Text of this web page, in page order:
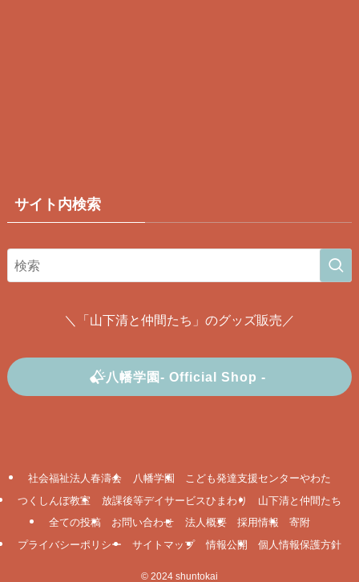
サイト内検索
＼「山下清と仲間たち」のグッズ販売／
八幡学園- Official Shop -
社会福祉法人春濤会 八幡学園
こども発達支援センターやわた
つくしんぼ教室
放課後等デイサービスひまわり
山下清と仲間たち
全ての投稿
お問い合わせ 法人概要 採用情報
寄附
プライバシーポリシー
サイトマップ 情報公開 個人情報保護方針
© 2024 shuntokai